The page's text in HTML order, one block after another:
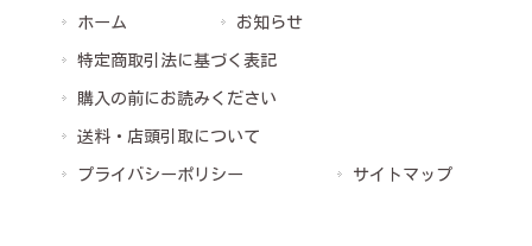
ホーム
お知らせ
特定商取引法に基づく表記
購入の前にお読みください
送料・店頭引取について
プライバシーポリシー
サイトマップ